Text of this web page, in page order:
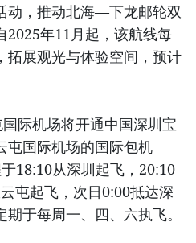
动，推动北海—下龙邮轮双
2025年11月起，该航线每
拓展观光与体验空间，预计
际机场将开通中国深圳宝
国际机场的国际包机
18:10从深圳起飞，20:10
屯起飞，次日0:00抵达深
于每周一、四、六执飞。